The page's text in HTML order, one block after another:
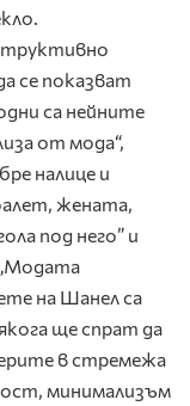
се показват
са нейните
от мода“,
налице и
жената,
под него” и
на Шанел са
ще спрат да
в стремежа
минимализъм